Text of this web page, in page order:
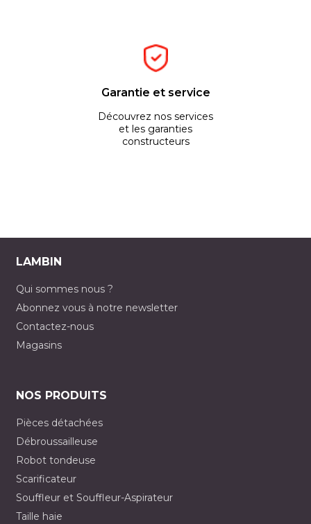
Garantie et service
Découvrez nos services
et les garanties
constructeurs
LAMBIN
Qui sommes nous ?
Abonnez vous à notre newsletter
Contactez-nous
Magasins
NOS PRODUITS
Pièces détachées
Débroussailleuse
Robot tondeuse
Scarificateur
Souffleur et Souffleur-Aspirateur
Taille haie